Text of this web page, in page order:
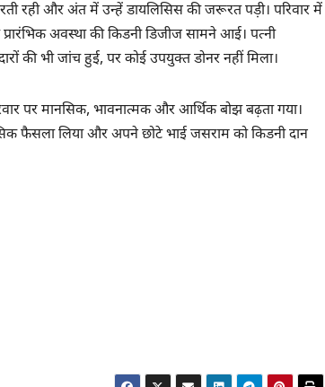
रही और अंत में उन्हें डायलिसिस की जरूरत पड़ी। परिवार में
अवस्था की किडनी डिजीज सामने आई। पत्नी
की भी जांच हुई, पर कोई उपयुक्त डोनर नहीं मिला।
पर मानसिक, भावनात्मक और आर्थिक बोझ बढ़ता गया।
फैसला लिया और अपने छोटे भाई जसराम को किडनी दान